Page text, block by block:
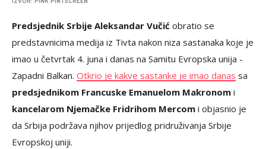
IZVOR: PINK PINTSCREEN
Predsjednik Srbije Aleksandar Vučić obratio se
predstavnicima medija iz Tivta nakon niza sastanaka koje je
imao u četvrtak 4. juna i danas na Samitu Evropska unija -
Zapadni Balkan. Otkrio je kakve sastanke je imao danas sa
predsjednikom Francuske Emanuelom Makronom i
kancelarom Njemačke Fridrihom Mercom i objasnio je
da Srbija podržava njihov prijedlog pridruživanja Srbije
Evropskoj uniji.